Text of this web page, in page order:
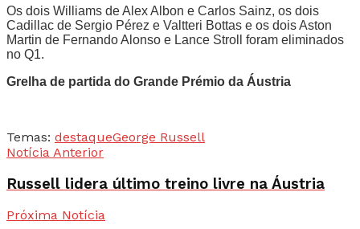
Os dois Williams de Alex Albon e Carlos Sainz, os dois
Cadillac de Sergio Pérez e Valtteri Bottas e os dois Aston
Martin de Fernando Alonso e Lance Stroll foram eliminados
no Q1.
Grelha de partida do Grande Prémio da Áustria
Temas: destaqueGeorge Russell
Notícia Anterior
Russell lidera último treino livre na Áustria
Próxima Notícia